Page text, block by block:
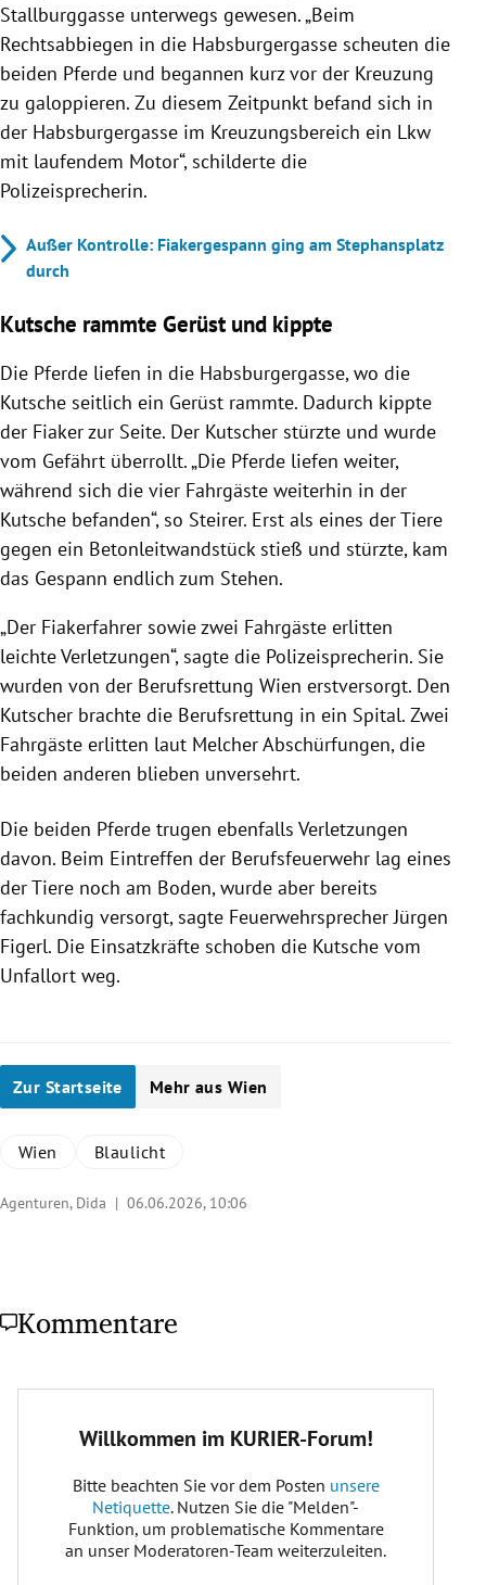
Stallburggasse unterwegs gewesen. „Beim
Rechtsabbiegen in die Habsburgergasse scheuten die
beiden Pferde und begannen kurz vor der Kreuzung
zu galoppieren. Zu diesem Zeitpunkt befand sich in
der Habsburgergasse im Kreuzungsbereich ein Lkw
mit laufendem Motor“, schilderte die
Polizeisprecherin.
Außer Kontrolle: Fiakergespann ging am Stephansplatz
durch
Kutsche rammte Gerüst und kippte
Die Pferde liefen in die Habsburgergasse, wo die
Kutsche seitlich ein Gerüst rammte. Dadurch kippte
der Fiaker zur Seite. Der Kutscher stürzte und wurde
vom Gefährt überrollt. „Die Pferde liefen weiter,
während sich die vier Fahrgäste weiterhin in der
Kutsche befanden“, so Steirer. Erst als eines der Tiere
gegen ein Betonleitwandstück stieß und stürzte, kam
das Gespann endlich zum Stehen.
„Der Fiakerfahrer sowie zwei Fahrgäste erlitten
leichte Verletzungen“, sagte die Polizeisprecherin. Sie
wurden von der Berufsrettung Wien erstversorgt. Den
Kutscher brachte die Berufsrettung in ein Spital. Zwei
Fahrgäste erlitten laut Melcher Abschürfungen, die
beiden anderen blieben unversehrt.
Die beiden Pferde trugen ebenfalls Verletzungen
davon. Beim Eintreffen der Berufsfeuerwehr lag eines
der Tiere noch am Boden, wurde aber bereits
fachkundig versorgt, sagte Feuerwehrsprecher Jürgen
Figerl. Die Einsatzkräfte schoben die Kutsche vom
Unfallort weg.
Zur Startseite Mehr aus Wien
Wien Blaulicht
Agenturen, Dida | 06.06.2026, 10:06
Kommentare